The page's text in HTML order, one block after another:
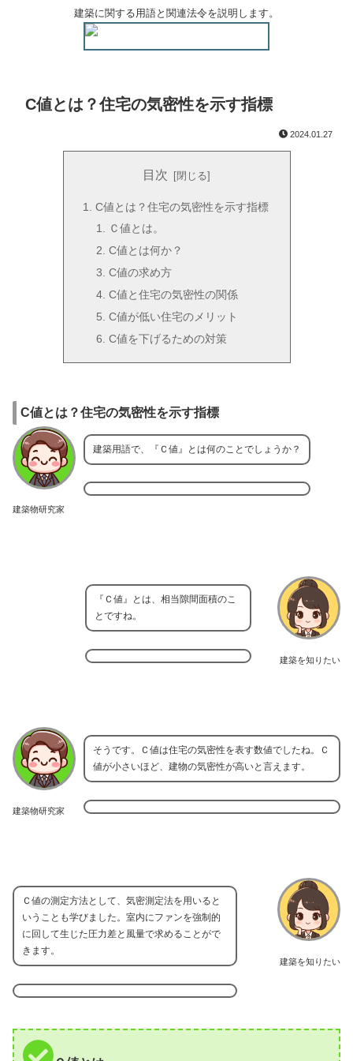
建築に関する用語と関連法令を説明します。
C値とは？住宅の気密性を示す指標
2024.01.27
目次
C値とは？住宅の気密性を示す指標
Ｃ値とは。
C値とは何か？
C値の求め方
C値と住宅の気密性の関係
C値が低い住宅のメリット
C値を下げるための対策
C値とは？住宅の気密性を示す指標
建築物研究家
建築用語で、『Ｃ値』とは何のことでしょうか？
建築を知りたい
『Ｃ値』とは、相当隙間面積のこ
とですね。
建築物研究家
そうです。Ｃ値は住宅の気密性を表す数値でしたね。Ｃ
値が小さいほど、建物の気密性が高いと言えます。
建築を知りたい
Ｃ値の測定方法として、気密測定法を用いると
いうことも学びました。室内にファンを強制的
に回して生じた圧力差と風量で求めることがで
きます。